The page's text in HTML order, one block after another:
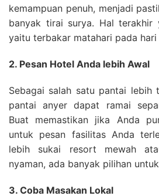
kemampuan penuh, menjadi
banyak tirai surya. Hal terakhir
yaitu terbakar matahari pada
2. Pesan Hotel Anda lebih Awal
Sebagai salah satu pantai lebih
pantai anyer dapat ramai
Buat memastikan jika Anda
untuk pesan fasilitas Anda
lebih sukai resort mewah
nyaman, ada banyak pilihan
3. Coba Masakan Lokal